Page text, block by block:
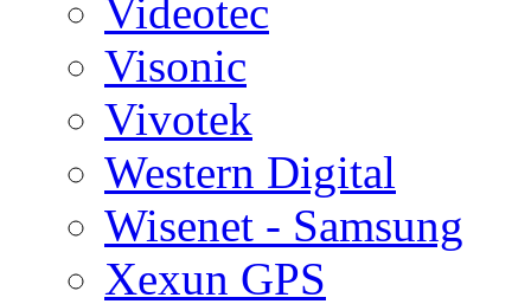
Videotec
Visonic
Vivotek
Western Digital
Wisenet - Samsung
Xexun GPS